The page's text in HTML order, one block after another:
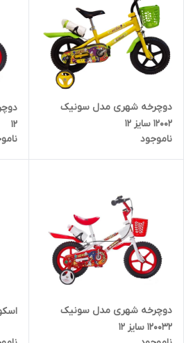
دوچرخه شهری مدل سونیک
12002 سایز 12
ناموجود
12
دوچرخه شهری مدل سونیک
120032 سایز 12